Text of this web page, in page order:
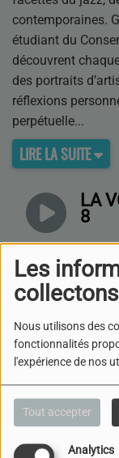
Les
collectons
Nous utilisons des
fonctionnalités
l'expérience de nos
Tout accepter
Analytics
contemporaines.
étudiant du
découvrent
des portraits
réflexions
perpétuelle
LIRE LA SUITE
LA
8
LA
7
LA
6
LA